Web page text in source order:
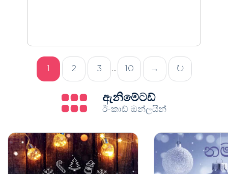
1 2 3 10 → ↻
ඇනිමේටඩ්
ඊ-කාඩ් ඔන්ලයින්